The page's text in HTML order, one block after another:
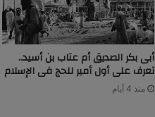
أبى بكر الصديق أم عتاب بن أسيد..
تعرف على أول أمير للحج فى الإسلام
منذ 4 أيام